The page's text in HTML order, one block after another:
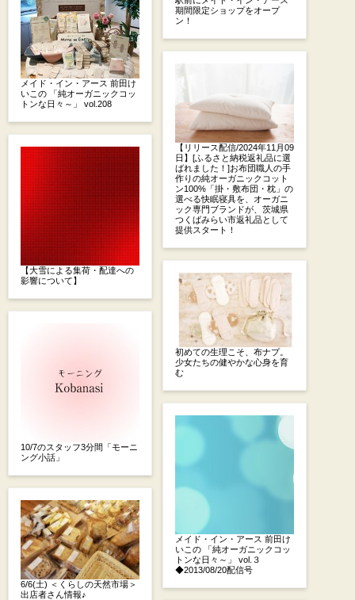
メイド・イン・アース 前田け
いこの 「純オーガニックコッ
トンな日々～」 vol.208
【大雪による集荷・配達への
影響について】
10/7のスタッフ3分間「モーニ
ング小話」
6/6(土) ＜くらしの天然市場＞
出店者さん情報♪
期間限定ショップをオープ
ン！
【リリース配信/2024年11月09
日】[ふるさと納税返礼品に選
ばれました！]お布団職人の手
作りの純オーガニックコット
ン100%「掛・敷布団・枕」の
選べる快眠寝具を、オーガニ
ック専門ブランドが、茨城県
つくばみらい市返礼品として
提供スタート！
初めての生理こそ、布ナプ。
少女たちの健やかな心身を育
む
メイド・イン・アース 前田け
いこの 「純オーガニックコッ
トンな日々～」 vol.３
◆2013/08/20配信号